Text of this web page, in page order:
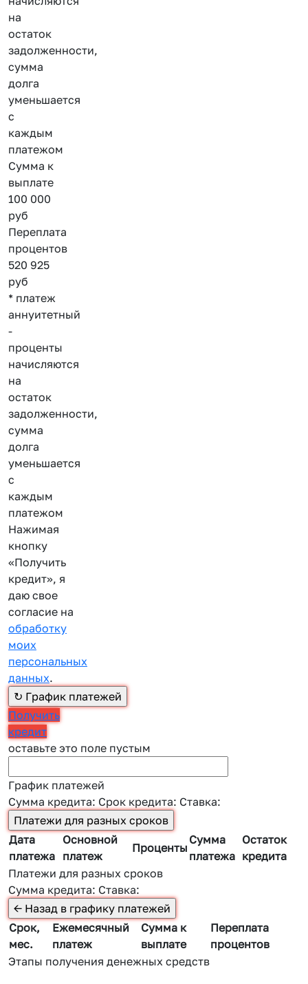
на
остаток
задолженности,
сумма
долга
уменьшается
с
каждым
платежом
Сумма к
выплате
100 000
руб
Переплата
процентов
520 925
руб
* платеж
аннуитетный
-
проценты
начисляются
на
остаток
задолженности,
сумма
долга
уменьшается
с
каждым
платежом
Нажимая
кнопку
«Получить
кредит», я
даю свое
согласие на
обработку
моих
персональных
данных.
Получить
кредит
оставьте это поле пустым
График платежей
Сумма кредита: Срок кредита: Ставка:
Дата
платежа
Основной
платеж
Проценты
Сумма
платежа
Остаток
кредита
Платежи для разных сроков
Сумма кредита: Ставка:
Срок,
мес.
Ежемесячный
платеж
Сумма к
выплате
Переплата
процентов
Этапы получения денежных средств